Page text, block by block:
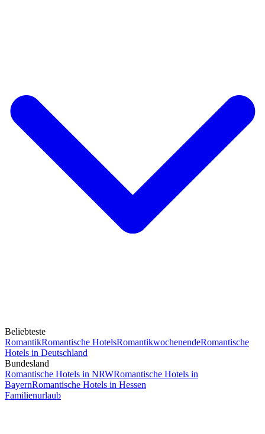
Beliebteste
RomantikRomantische HotelsRomantikwochenendeRomantische
Hotels in Deutschland
Bundesland
Romantische Hotels in NRWRomantische Hotels in
BayernRomantische Hotels in Hessen
Familienurlaub